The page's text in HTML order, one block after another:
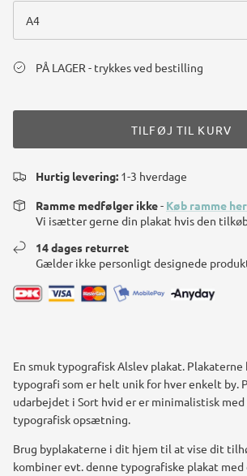
A4
PÅ LAGER - trykkes ved bestilling
TILFØJ TIL KURV
Hurtig levering: 1-3 hverdage
Ramme medfølger ikke- Køb ramme her
Vi isætter gerne din plakat hvis den
14 dages returret
Gælder ikke personligt designede
En smuk typografisk Alslev plakat.
typografi som er helt unik for hver enkelt by.
udarbejdet i Sort hvid er er minimalistisk med
typografisk opsætning.
Brug byplakaterne i dit hjem til at vise dit
kombiner evt. denne typografiske plakat med